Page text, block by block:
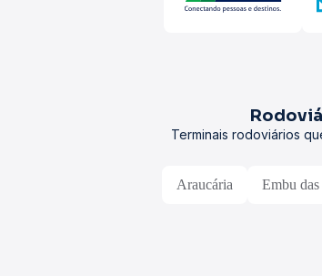
Terminais rodoviários
Araucária Embu